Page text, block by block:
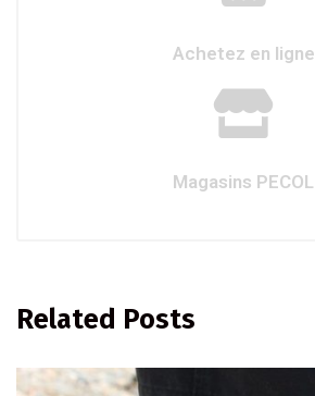
Achetez en ligne
Magasins PECOL
Related Posts